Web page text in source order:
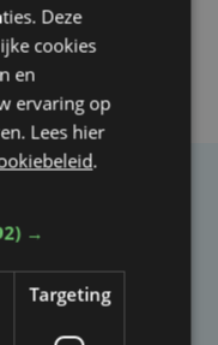
opgemerkt in dit
Deze
cookies
en
ervaring op
Lees hier
.
→
Targeting